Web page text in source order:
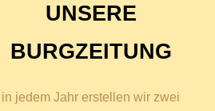
UNSERE
BURGZEITUNG
in jedem Jahr erstellen wir zwei